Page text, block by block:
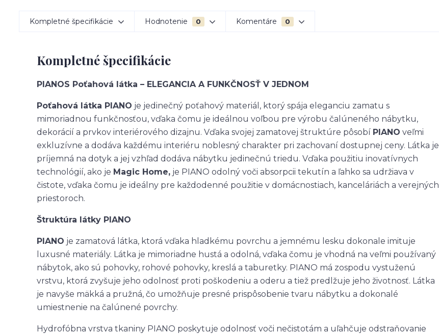
Kompletné špecifikácie Hodnotenie 0 Komentáre 0
Kompletné špecifikácie
PIANOS Poťahová látka – ELEGANCIA A FUNKČNOSŤ V JEDNOM
Poťahová látka PIANO je jedinečný poťahový materiál, ktorý spája eleganciu zamatu s
mimoriadnou funkčnosťou, vďaka čomu je ideálnou voľbou pre výrobu čalúneného nábytku,
dekorácií a prvkov interiérového dizajnu. Vďaka svojej zamatovej štruktúre pôsobí PIANO veľmi
exkluzívne a dodáva každému interiéru noblesný charakter pri zachovaní dostupnej ceny. Látka je
príjemná na dotyk a jej vzhľad dodáva nábytku jedinečnú triedu. Vďaka použitiu inovatívnych
technológií, ako je Magic Home, je PIANO odolný voči absorpcii tekutín a ľahko sa udržiava v
čistote, vďaka čomu je ideálny pre každodenné použitie v domácnostiach, kanceláriách a verejných
priestoroch.
Štruktúra látky PIANO
PIANO je zamatová látka, ktorá vďaka hladkému povrchu a jemnému lesku dokonale imituje
luxusné materiály. Látka je mimoriadne hustá a odolná, vďaka čomu je vhodná na veľmi používaný
nábytok, ako sú pohovky, rohové pohovky, kreslá a taburetky. PIANO má zospodu vystuženú
vrstvu, ktorá zvyšuje jeho odolnosť proti poškodeniu a oderu a tiež predlžuje jeho životnosť. Látka
je navyše mäkká a pružná, čo umožňuje presné prispôsobenie tvaru nábytku a dokonalé
umiestnenie na čalúnené povrchy.
Hydrofóbna vrstva tkaniny PIANO poskytuje odolnosť voči nečistotám a uľahčuje odstraňovanie